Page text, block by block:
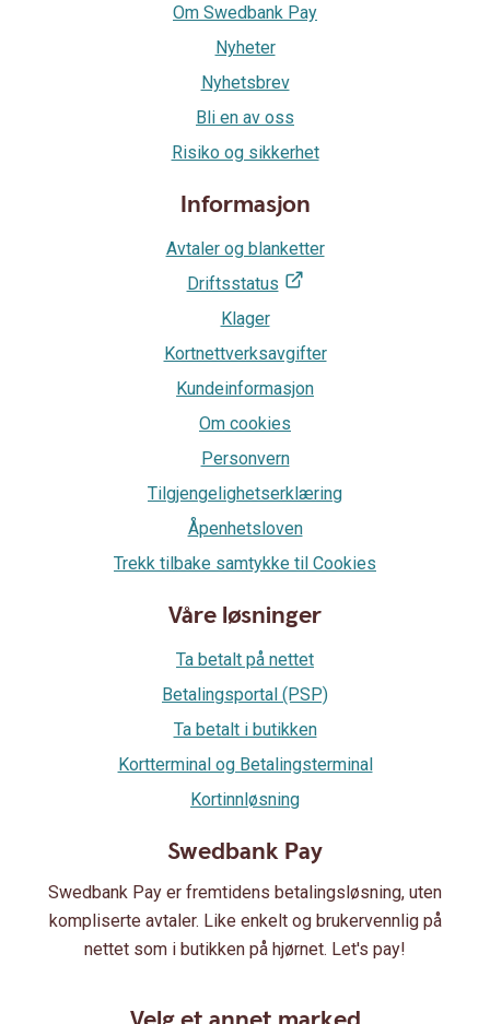
Swedbank Pay
Swedbank Pay er fremtidens betalingsløsning, uten
kompliserte avtaler. Like enkelt og brukervennlig på
nettet som i butikken på hjørnet. Let's pay!
Om Swedbank Pay
Nyheter
Nyhetsbrev
Bli en av oss
Risiko og sikkerhet
Informasjon
Avtaler og blanketter
Driftsstatus
Klager
Kortnettverksavgifter
Kundeinformasjon
Om cookies
Personvern
Tilgjengelighetserklæring
Åpenhetsloven
Trekk tilbake samtykke til Cookies
Våre løsninger
Ta betalt på nettet
Betalingsportal (PSP)
Ta betalt i butikken
Kortterminal og Betalingsterminal
Kortinnløsning